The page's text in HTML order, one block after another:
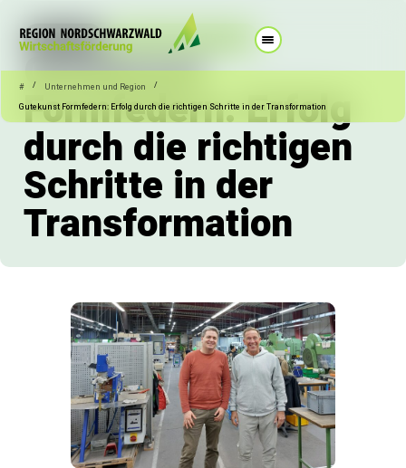
# / Unternehmen und Region
/
Gutekunst Formfedern: Erfolg durch die richtigen Schritte in der Transformation
26.02.2026 Unternehmen und Region
Gutekunst
Formfedern: Erfolg
durch die richtigen
Schritte in der
Transformation